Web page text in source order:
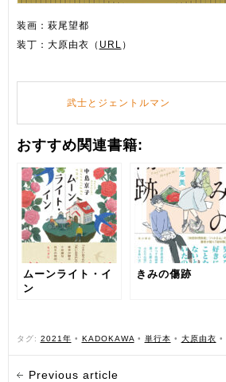
装画：萩尾望都
装丁：大原由衣（ URL ）
武士とジェントルマン
おすすめ関連書籍:
ムーンライト・イ
ン
きみの傷跡
タグ: 2021年 • KADOKAWA • 単行本 • 大原由衣 •
Previous article